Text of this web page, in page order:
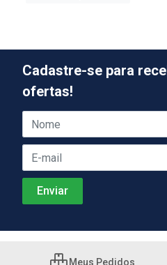
Cadastre-se para
ofertas!
Meus Pedidos